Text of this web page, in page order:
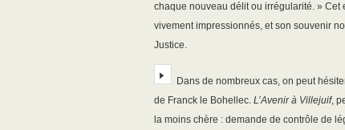
chaque nouveau délit ou irrégularité. »
vivement impressionnés, et son souvenir
Justice.
Dans de nombreux cas, on peut
de Franck le Bohellec. L’Avenir à Villejuif,
la moins chère : demande de contrôle de